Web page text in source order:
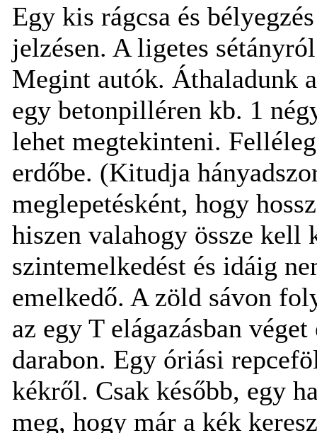
Egy kis rágcsa és
jelzésen. A ligetes
Megint autók. Áthaladunk
egy betonpilléren kb. 1
lehet megtekinteni.
erdőbe. (Kitudja
meglepetésként, hogy
hiszen valahogy össze kell
szintemelkedést és idáig
emelkedő. A zöld sávon
az egy T elágazásban
darabon. Egy óriási
kékről. Csak később, egy
meg, hogy már a kék